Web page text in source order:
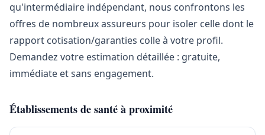
qu'intermédiaire indépendant, nous confrontons les
offres de nombreux assureurs pour isoler celle dont le
rapport cotisation/garanties colle à votre profil.
Demandez votre estimation détaillée : gratuite,
immédiate et sans engagement.
Établissements de santé à proximité